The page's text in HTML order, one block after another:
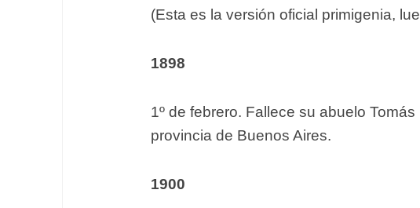
(Esta es la versión oficial primigenia,
1898
1º de febrero. Fallece su abuelo
provincia de Buenos Aires.
1900